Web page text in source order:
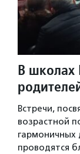
В школах
Встречи,
возрастной
гармоничных
проводятся